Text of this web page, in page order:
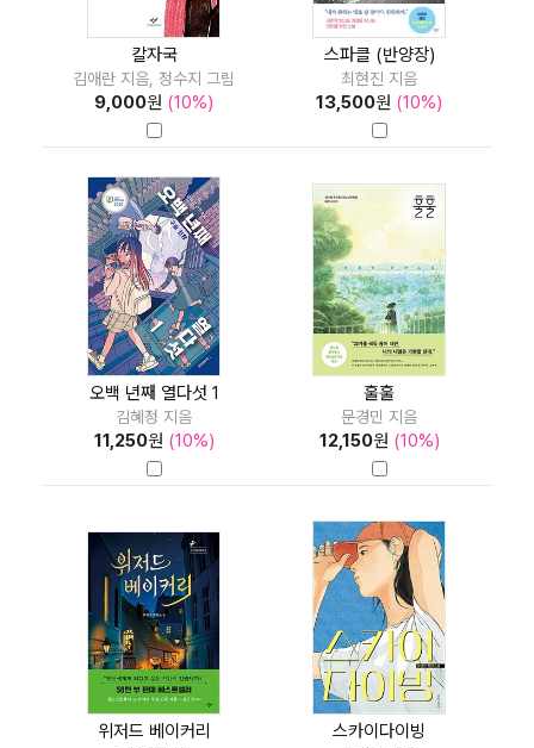
칼자국
김애란 지음, 정수지 그림
9,000원 (10%)
스파클 (반양장)
최현진 지음
13,500원 (10%)
오백 년째 열다섯 1
김혜정 지음
11,250원 (10%)
훌훌
문경민 지음
12,150원 (10%)
위저드 베이커리 스카이다이빙